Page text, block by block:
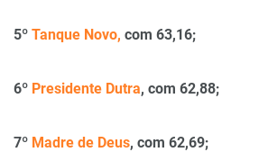
5º Tanque Novo, com 63,16;
6º Presidente Dutra, com 62,88;
7º Madre de Deus, com 62,69;